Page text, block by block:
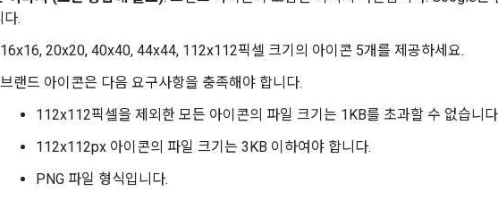
다.
16x16, 20x20, 40x40, 44x44, 112x112픽셀 크기의 아이콘 5개를 제공하세요.
브랜드 아이콘은 다음 요구사항을 충족해야 합니다.
112x112픽셀을 제외한 모든 아이콘의 파일 크기는 1KB를 초과할 수 없습니
112x112px 아이콘의 파일 크기는 3KB 이하여야 합니다.
PNG 파일 형식입니다.